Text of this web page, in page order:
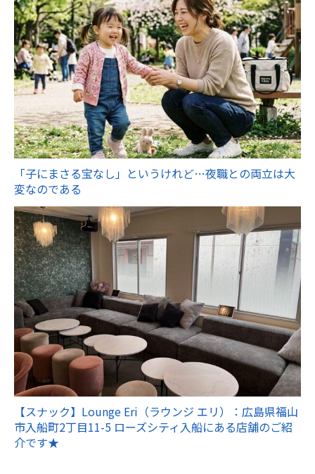
「子にまさる宝なし」というけれど…夜職との両立は大
変なのである
【スナック】Lounge Eri（ラウンジ エリ）：広島県福山
市入船町2丁目11-5 ローズシティ入船にある店舗のご紹
介です★